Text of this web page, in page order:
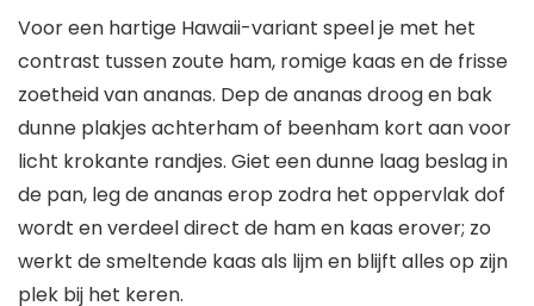
Voor een hartige Hawaii-variant speel je met het
contrast tussen zoute ham, romige kaas en de frisse
zoetheid van ananas. Dep de ananas droog en bak
dunne plakjes achterham of beenham kort aan voor
licht krokante randjes. Giet een dunne laag beslag in
de pan, leg de ananas erop zodra het oppervlak dof
wordt en verdeel direct de ham en kaas erover; zo
werkt de smeltende kaas als lijm en blijft alles op zijn
plek bij het keren.